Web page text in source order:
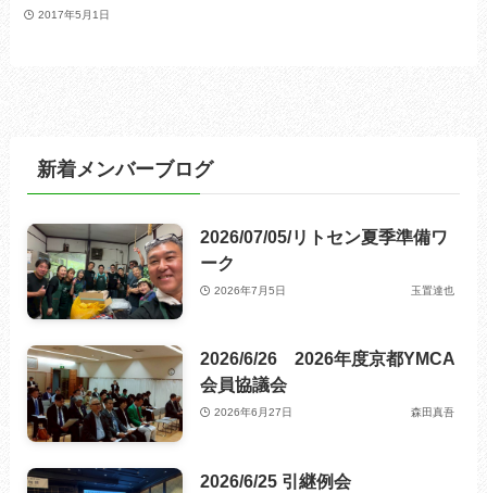
2017年5月1日
新着メンバーブログ
2026/07/05/リトセン夏季準備ワ
ーク
2026年7月5日 玉置達也
2026/6/26 2026年度京都YMCA
会員協議会
2026年6月27日 森田真吾
2026/6/25 引継例会